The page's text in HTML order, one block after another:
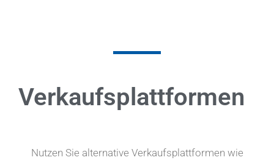
Verkaufsplattformen
Nutzen Sie alternative Verkaufsplattformen wie